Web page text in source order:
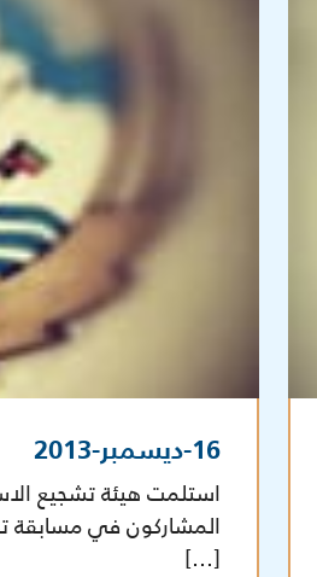
16-ديسمبر-2013
استلمت هيئة تشجيع
[…]